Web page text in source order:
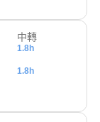
中轉
1.8h
1.8h